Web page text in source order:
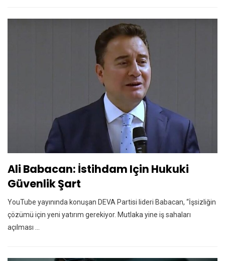
Ali Babacan: İstihdam Için Hukuki
Güvenlik Şart
YouTube yayınında konuşan DEVA Partisi lideri Babacan, “İşsizliğin
çözümü için yeni yatırım gerekiyor. Mutlaka yine iş sahaları
açılması ...